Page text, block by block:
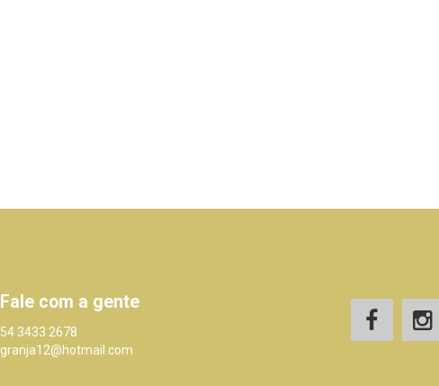
Fale com a gente
54 3433 2678
granja12@hotmail.com